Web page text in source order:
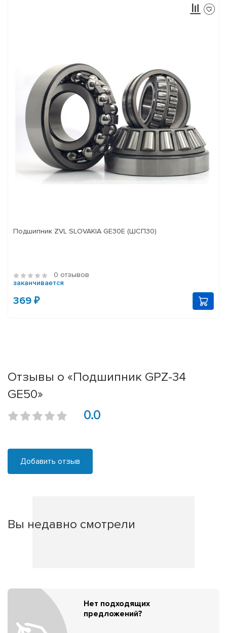
Подшипник ZVL SLOVAKIA GE30E (ШСП30)
0 отзывов
заканчивается
369 ₽
Отзывы о «Подшипник GPZ-34
GE50»
0.0
Добавить отзыв
Вы недавно смотрели
Нет подходящих
предложений?